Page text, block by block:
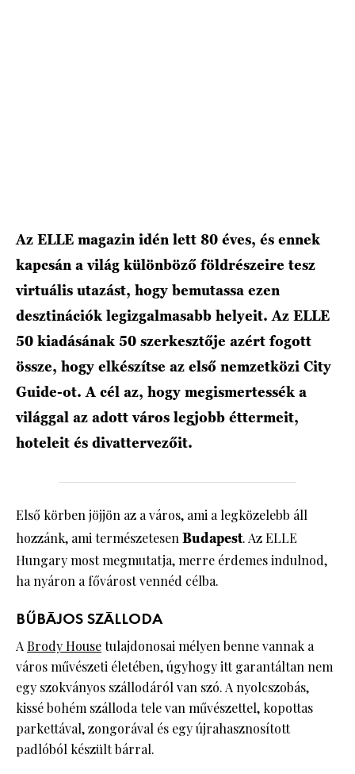
Az ELLE magazin idén lett 80 éves, és ennek
kapcsán a világ különböző földrészeire tesz
virtuális utazást, hogy bemutassa ezen
desztinációk legizgalmasabb helyeit. Az ELLE
50 kiadásának 50 szerkesztője azért fogott
össze, hogy elkészítse az első nemzetközi City
Guide-ot. A cél az, hogy megismertessék a
világgal az adott város legjobb éttermeit,
hoteleit és divattervezőit.
Első körben jöjjön az a város, ami a legközelebb áll
hozzánk, ami természetesenBudapest. Az ELLE
Hungary most megmutatja, merre érdemes indulnod,
ha nyáron a fővárost vennéd célba.
BŰBÁJOS SZÁLLODA
ABrody Housetulajdonosai mélyen benne vannak a
város művészeti életében, úgyhogy itt garantáltan nem
egy szokványos szállodáról van szó. A nyolcszobás,
kissé bohém szálloda tele van művészettel, kopottas
parkettával, zongorával és egy újrahasznosított
padlóból készült bárral.